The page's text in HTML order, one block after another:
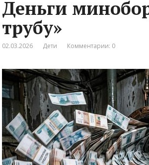
Деньги
трубу»
02.03.2026 Дети Комментарии: 0